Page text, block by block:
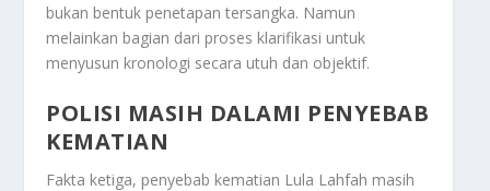
bukan bentuk penetapan tersangka. Namun
melainkan bagian dari proses klarifikasi untuk
menyusun kronologi secara utuh dan objektif.
POLISI MASIH DALAMI PENYEBAB
KEMATIAN
Fakta ketiga, penyebab kematian Lula Lahfah masih